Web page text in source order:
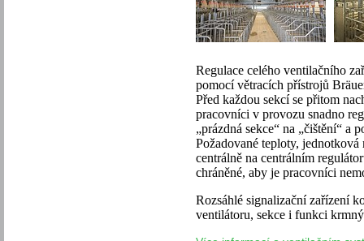
Regulace celého ventilačního
pomocí větracích přístrojů
Před každou sekcí se přitom
pracovníci v provozu snadno
„prázdná sekce“ na „čištění“ a
Požadované teploty,
centrálně na centrálním
chráněné, aby je pracovníci
Rozsáhlé signalizační zařízení
ventilátoru, sekce i funkci